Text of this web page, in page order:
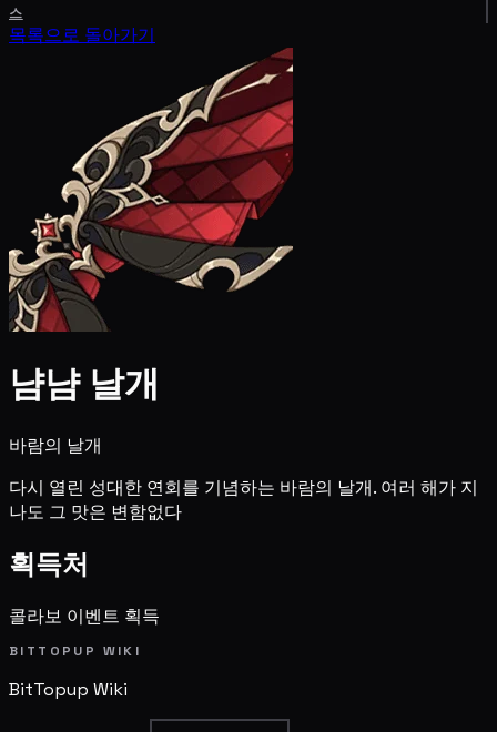
스
목록으로 돌아가기
냠냠 날개
바람의 날개
다시 열린 성대한 연회를 기념하는 바람의 날개. 여러 해가 지
나도 그 맛은 변함없다
획득처
콜라보 이벤트 획득
BITTOPUP WIKI
BitTopup Wiki